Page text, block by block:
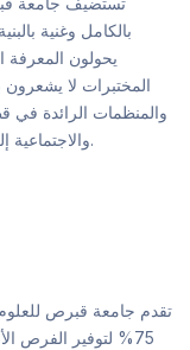
بالكامل وغنية
يحولون المعرفة
المختبرات لا
والمنظمات الرائدة في
والاجتماعية إلى أن تكون متقدمة بخطوة عن طلابها بعد التخرج.
تقدم جامعة قبرص للعلوم
75% لتوفير